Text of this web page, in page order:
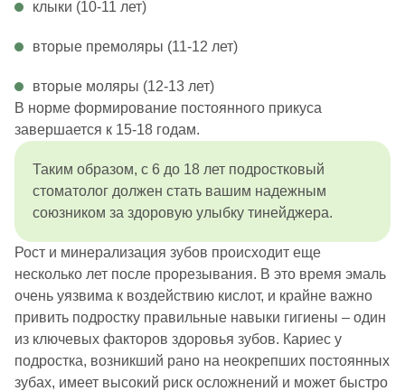
клыки (10-11 лет)
вторые премоляры (11-12 лет)
вторые моляры (12-13 лет)
В норме формирование постоянного прикуса
завершается к 15-18 годам.
Таким образом, с 6 до 18 лет подростковый
стоматолог должен стать вашим надежным
союзником за здоровую улыбку тинейджера.
Рост и минерализация зубов происходит еще
несколько лет после прорезывания. В это время эмаль
очень уязвима к воздействию кислот, и крайне важно
привить подростку правильные навыки гигиены – один
из ключевых факторов здоровья зубов. Кариес у
подростка, возникший рано на неокрепших постоянных
зубах, имеет высокий риск осложнений и может быстро